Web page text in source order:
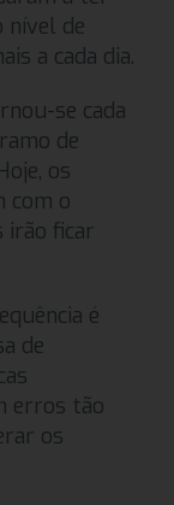
nível de
a cada dia.
se cada
de
os
com o
irão ficar
é
de
erros tão
os